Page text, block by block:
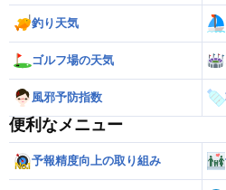
釣り天気
ゴルフ場の天気
風邪予防指数
便利なメニュー
予報精度向上の取り組み